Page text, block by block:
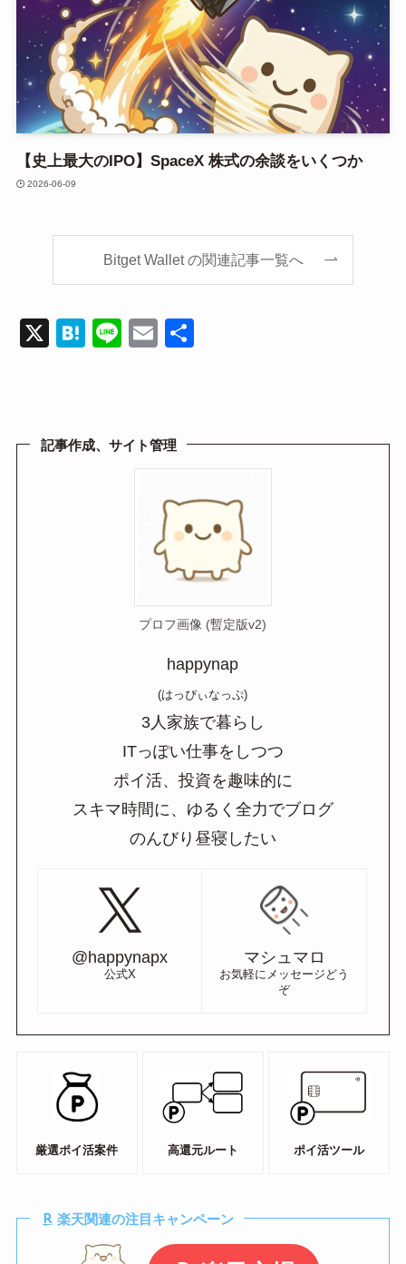
【史上最大のIPO】SpaceX 株式の余談をいくつか
2026-06-09
Bitget Wallet の関連記事一覧へ
X H
a
Li E 共
記事作成、サイト管理
プロフ画像 (暫定版v2)
happynap
(はっぴぃなっぷ)
3人家族で暮らし
ITっぽい仕事をしつつ
ポイ活、投資を趣味的に
スキマ時間に、ゆるく全力でブログ
のんびり昼寝したい
@happynapx
公式X
マシュマロ
お気軽にメッセージどう
ぞ
厳選ポイ活案件 高還元ルート ポイ活ツール
楽天関連の注目キャンペーン